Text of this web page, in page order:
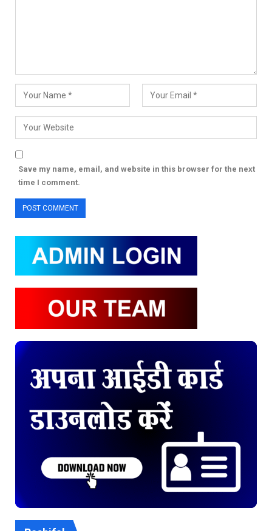
Save my name, email, and website in this browser for the next
time I comment.